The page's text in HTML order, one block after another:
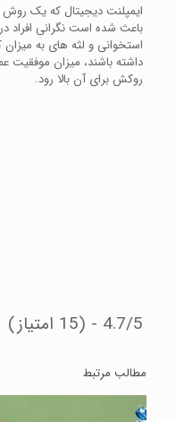
ایمپلنت دیجیتال که یک روش
باعث شده است نگرانی افراد
استخوانی و لثه های به
داشته باشند، میزان موفقیت
روکش برای آن بالا رود.
4.7/5 - (15 امتیاز)
مطالب مرتبط